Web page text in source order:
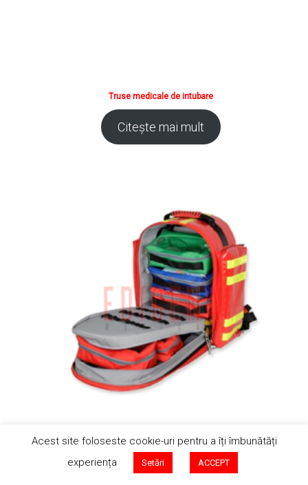
Truse medicale de intubare
Citește mai mult
Rucsac medical
Acest site foloseste cookie-uri pentru a îți îmbunătăți
experiența
Setări ACCEPT